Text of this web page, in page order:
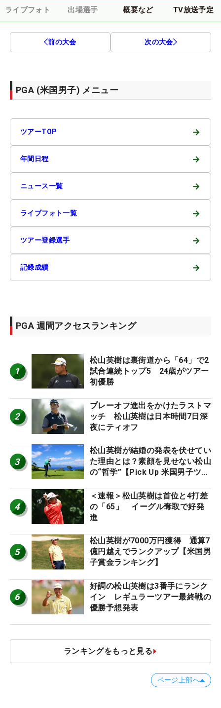
ライブフォト 出場選手 概要など TV放送予定
前の大会 次の大会
PGA (米国男子) メニュー
ツアーTOP →
年間日程 →
ニュース一覧 →
ライブフォト一覧 →
ツアー登録選手 →
記録成績 →
PGA 週間アクセスランキング
1
松山英樹は裏街道から「64」で2
試合連続トップ5 24歳がツアー
初優勝
2
プレーオフ進出をかけたラストマ
ッチ 松山英樹は日本時間7日深
夜にティオフ
3
松山英樹が結婚の発表を伏せてい
た理由とは？素顔を見せない松山
の“哲学”【Pick Up 米国男子ツア
4
＜速報＞松山英樹は首位と4打差
の「65」 イーグル奪取で好発
進
5
松山英樹が7000万円獲得 通算7
億円越えでランクアップ【米国男
子賞金ランキング】
6
好調の松山英樹は3番手にランク
イン レギュラーツアー最終戦の
優勝予想発表
ランキングをもっと見る
ページ上部へ